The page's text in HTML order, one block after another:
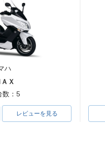
ハ
Ｘ
数：5
レビューを見る